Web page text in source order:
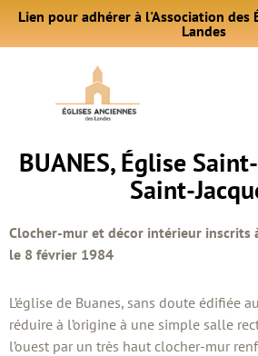
Lien pour adhérer à l'Association des
Landes
BUANES, Église
Saint-
Clocher-mur et décor intérieur inscrits
le 8 février 1984
L’église de Buanes, sans doute édifiée
réduire à l’origine à une simple salle
l’ouest par un très haut clocher-mur